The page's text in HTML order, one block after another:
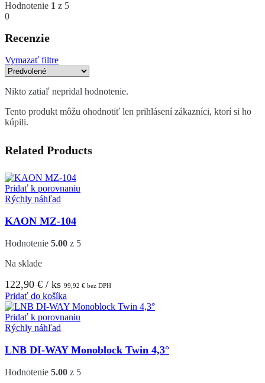
Hodnotenie 1 z 5
0
Recenzie
Vymazať filtre
Nikto zatiaľ nepridal hodnotenie.
Tento produkt môžu ohodnotiť len prihlásení zákazníci, ktorí si ho
kúpili.
Related Products
Pridať k porovnaniu
Rýchly náhľad
KAON MZ-104
Hodnotenie 5.00 z 5
Na sklade
122,90 € / ks 99,92 € bez DPH
Pridať do košíka
Pridať k porovnaniu
Rýchly náhľad
LNB DI-WAY Monoblock Twin 4,3°
Hodnotenie 5.00 z 5